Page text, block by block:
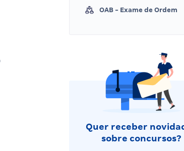
OAB - Exame de Ordem
Quer receber
sobre concursos?